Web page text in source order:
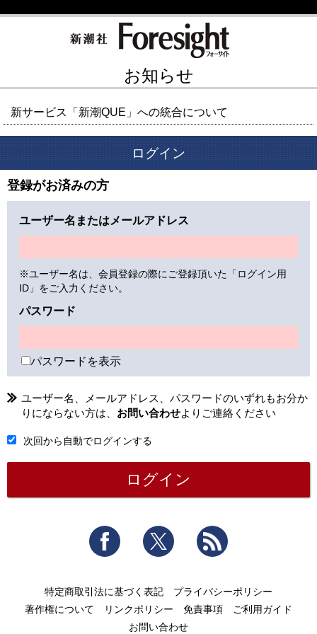
お知らせ
新サービス「新潮QUE」への統合について
ログイン
登録がお済みの方
ユーザー名またはメールアドレス
※ユーザー名は、会員登録の際にご登録頂いた「ログイン用
ID」をご入力ください。
パスワード
パスワードを表示
ユーザー名、メールアドレス、パスワードのいずれもお分か
りにならない方は、 お問い合わせよりご連絡ください
次回から自動でログインする
Facebook Twitter
特定商取引法に基づく表記
プライバシーポリシー
著作権について
リンクポリシー 免責事項
ご利用ガイド
お問い合わせ